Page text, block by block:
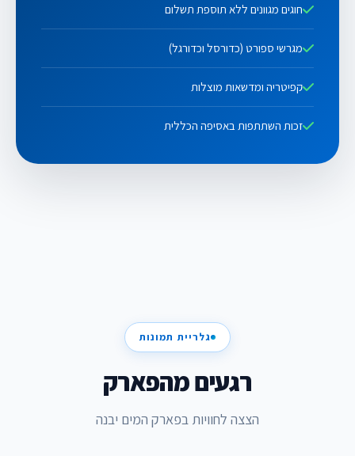
חוגים מגוונים ללא תוספת תשלום
מגרשי ספורט (כדורסל וכדורגל)
קפיטריה ומדשאות מוצלות
זכות השתתפות באסיפה הכללית
גלריית תמונות
רגעים מהפארק
הצצה לחוויות בפארק המים יבנה